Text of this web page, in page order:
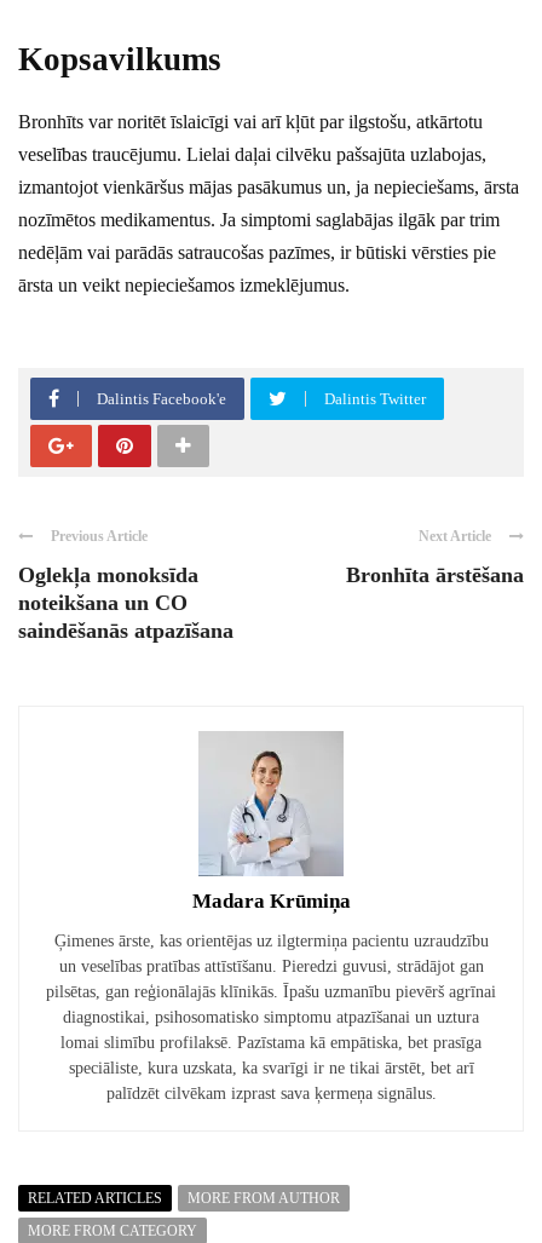
Kopsavilkums
Bronhīts var noritēt īslaicīgi vai arī kļūt par ilgstošu, atkārtotu
veselības traucējumu. Lielai daļai cilvēku pašsajūta uzlabojas,
izmantojot vienkāršus mājas pasākumus un, ja nepieciešams, ārsta
nozīmētos medikamentus. Ja simptomi saglabājas ilgāk par trim
nedēļām vai parādās satraucošas pazīmes, ir būtiski vērsties pie
ārsta un veikt nepieciešamos izmeklējumus.
Dalintis Facebook'e Dalintis Twitter
Previous Article
Oglekļa monoksīda
noteikšana un CO
saindēšanās atpazīšana
Next Article
Bronhīta ārstēšana
Madara Krūmiņa
Ģimenes ārste, kas orientējas uz ilgtermiņa pacientu uzraudzību
un veselības pratības attīstīšanu. Pieredzi guvusi, strādājot gan
pilsētas, gan reģionālajās klīnikās. Īpašu uzmanību pievērš agrīnai
diagnostikai, psihosomatisko simptomu atpazīšanai un uztura
lomai slimību profilaksē. Pazīstama kā empātiska, bet prasīga
speciāliste, kura uzskata, ka svarīgi ir ne tikai ārstēt, bet arī
palīdzēt cilvēkam izprast sava ķermeņa signālus.
RELATED ARTICLES
MORE FROM AUTHOR
MORE FROM CATEGORY